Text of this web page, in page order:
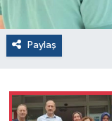
Paylaş